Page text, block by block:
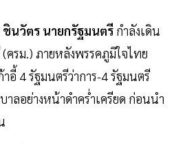
นวัตร นายกรัฐมนตรี กำลังเดิน
รม.) ภายหลังพรรคภูมิใจไทย
อี้ 4 รัฐมนตรีว่าการ-4 รัฐมนตรี
าลอย่างหน้าดำคร่ำเครียด ก่อนนำ